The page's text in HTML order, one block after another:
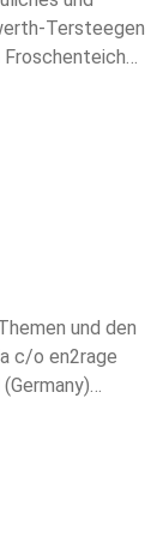
Tersteegen
will. Wir
und den
c/o en2rage
10 34